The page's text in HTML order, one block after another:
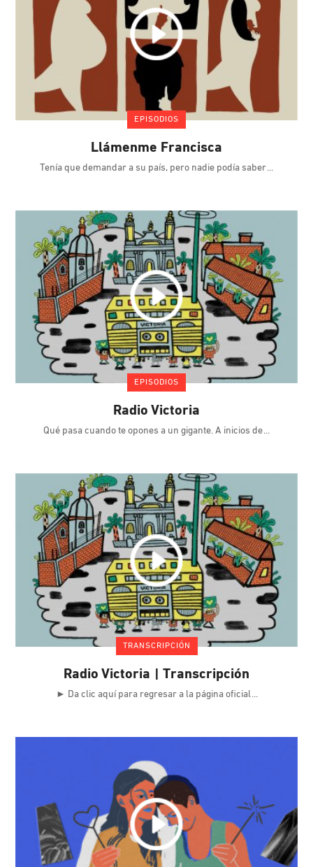
EPISODIOS
Llámenme Francisca
Tenía que demandar a su país, pero nadie podía saber
EPISODIOS
Radio Victoria
Qué pasa cuando te opones a un gigante. A inicios de
TRANSCRIPCIÓN
Radio Victoria | Transcripción
► Da clic aquí para regresar a la página oficial